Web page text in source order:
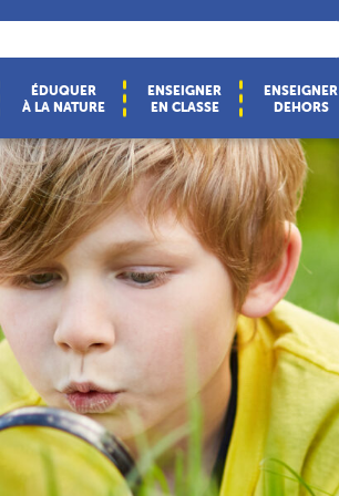
ÉDUQUER
À LA NATURE
ENSEIGNER
EN CLASSE
ENSEIGNER
DEHORS